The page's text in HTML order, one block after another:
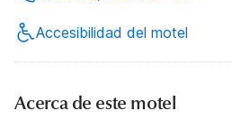
Accesibilidad del motel
Acerca de este motel